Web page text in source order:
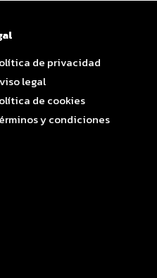
de privacidad
legal
de cookies
y condiciones